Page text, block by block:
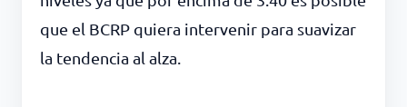
que el BCRP quiera intervenir para suavizar
la tendencia al alza.